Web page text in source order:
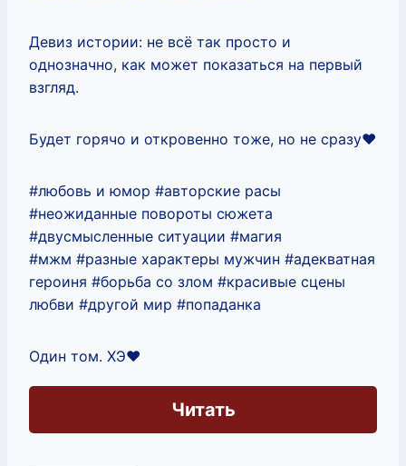
Девиз истории: не всё так просто и
однозначно, как может показаться на первый
взгляд.
Будет горячо и откровенно тоже, но не сразу❤
#любовь и юмор #авторские расы
#неожиданные повороты сюжета
#двусмысленные ситуации #магия
#мжм #разные характеры мужчин #адекватная
героиня #борьба со злом #красивые сцены
любви #другой мир #попаданка
Один том. ХЭ❤
Читать